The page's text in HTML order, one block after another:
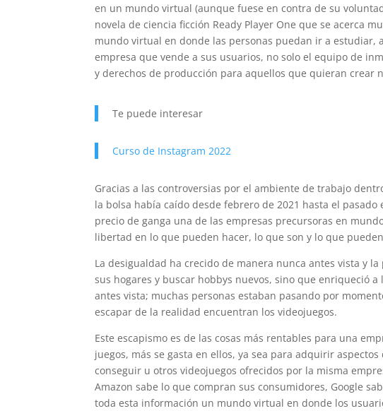
en un mundo virtual (aunque fuese en contra de su
novela de ciencia ficción Ready Player One que se acerca
mundo virtual en donde las personas puedan ir a estudiar,
empresa que vende a sus usuarios, no solo el equipo de
y derechos de producción para aquellos que quieran crear
Te puede interesar
Curso de Instagram 2022
Gracias a las controversias por el ambiente de trabajo
la bolsa había caído desde febrero de 2021 hasta el
precio de ganga una de las empresas precursoras en
libertad en lo que pueden hacer, lo que son y lo que
La desigualdad ha crecido de manera nunca antes vista y
sus hogares y buscar hobbys nuevos, sino que enriqueció
antes vista; muchas personas estaban pasando por
escapar de la realidad encuentran los videojuegos.
Este escapismo es de las cosas más rentables para una
juegos, más se gasta en ellos, ya sea para adquirir
conseguir u otros videojuegos ofrecidos por la misma
Amazon sabe lo que compran sus consumidores, Google
toda esta información un mundo virtual en donde los